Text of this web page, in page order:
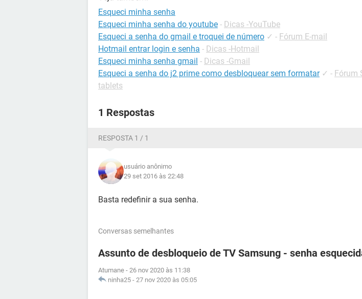
Esqueci minha senha
Esqueci minha senha do youtube - Dicas -YouTube
Esqueci a senha do gmail e troquei de número ✓ - Fórum E-mail
Hotmail entrar login e senha - Dicas -Hotmail
Esqueci minha senha gmail - Dicas -Gmail
Esqueci a senha do j2 prime como desbloquear sem formatar ✓ - Fórum
tablets
1 Respostas
RESPOSTA 1 / 1
usuário anônimo
29 set 2016 às 22:48
Basta redefinir a sua senha.
Conversas semelhantes
Assunto de desbloqueio de TV Samsung - senha
Atumane - 26 nov 2020 às 11:38
ninha25 - 27 nov 2020 às 05:05